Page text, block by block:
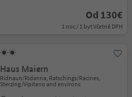
Od 130€
1 noc / 1 byt Včetně DPH
Haus Maiern
Ridnaun/Ridanna, Ratschings/Racines,
Sterzing/Vipiteno and environs